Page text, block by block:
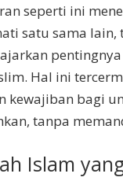
seperti ini
satu sama
Hal ini
kewajiban bagi
tanpa
Islam